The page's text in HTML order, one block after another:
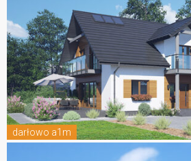
darłowo a1m